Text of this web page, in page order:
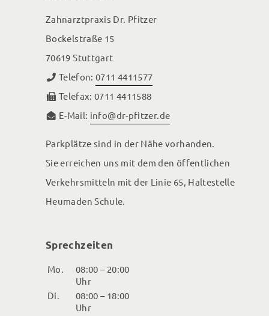
Zahnarztpraxis Dr. Pfitzer
Bockelstraße 15
70619 Stuttgart
Telefon:0711 4411577
Telefax: 0711 4411588
E-Mail: info@dr-pfitzer.de
Parkplätze sind in der Nähe vorhanden.
Sie erreichen uns mit dem den öffentlichen
Verkehrsmitteln mit der Linie 65, Haltestelle
Heumaden Schule.
Sprechzeiten
Mo.
08:00 – 20:00
Uhr
Di.
08:00 – 18:00
Uhr